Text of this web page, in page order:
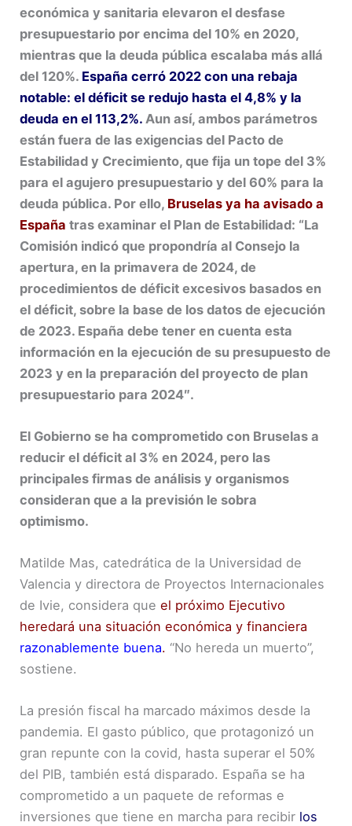
económica y sanitaria elevaron el desfase
presupuestario por encima del 10% en 2020,
mientras que la deuda pública escalaba más allá
del 120%. España cerró 2022 con una rebaja
notable: el déficit se redujo hasta el 4,8% y la
deuda en el 113,2%. Aun así, ambos parámetros
están fuera de las exigencias del Pacto de
Estabilidad y Crecimiento, que fija un tope del 3%
para el agujero presupuestario y del 60% para la
deuda pública. Por ello, Bruselas ya ha avisado a
España tras examinar el Plan de Estabilidad: “La
Comisión indicó que propondría al Consejo la
apertura, en la primavera de 2024, de
procedimientos de déficit excesivos basados en
el déficit, sobre la base de los datos de ejecución
de 2023. España debe tener en cuenta esta
información en la ejecución de su presupuesto de
2023 y en la preparación del proyecto de plan
presupuestario para 2024″.
El Gobierno se ha comprometido con Bruselas a
reducir el déficit al 3% en 2024, pero las
principales firmas de análisis y organismos
consideran que a la previsión le sobra
optimismo.
Matilde Mas, catedrática de la Universidad de
Valencia y directora de Proyectos Internacionales
de Ivie, considera queel próximo Ejecutivo
heredará una situación económica y financiera
razonablemente buena. “No hereda un muerto”,
sostiene.
La presión fiscal ha marcado máximos desde la
pandemia. El gasto público, que protagonizó un
gran repunte con la covid, hasta superar el 50%
del PIB, también está disparado. España se ha
comprometido a un paquete de reformas e
inversiones que tiene en marcha para recibir los